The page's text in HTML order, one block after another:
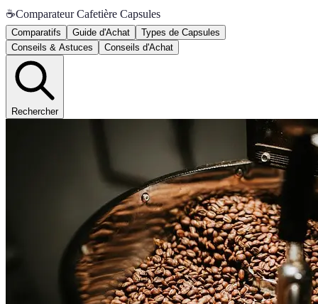
☕Comparateur Cafetière Capsules
Comparatifs Guide d'Achat
Types de Capsules
Conseils & Astuces
Conseils d'Achat
Rechercher